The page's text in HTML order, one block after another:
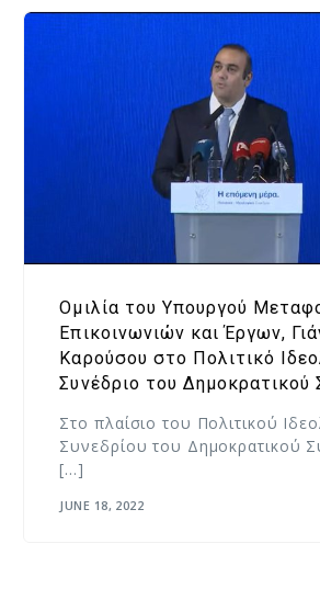
Ομιλία του Υπουργού
Επικοινωνιών και Έργων,
Καρούσου στο Πολιτικό
Συνέδριο του Δημοκρατικού
Στο πλαίσιο του Πολιτικού
Συνεδρίου του Δημοκρατικού
[…]
JUNE 18, 2022